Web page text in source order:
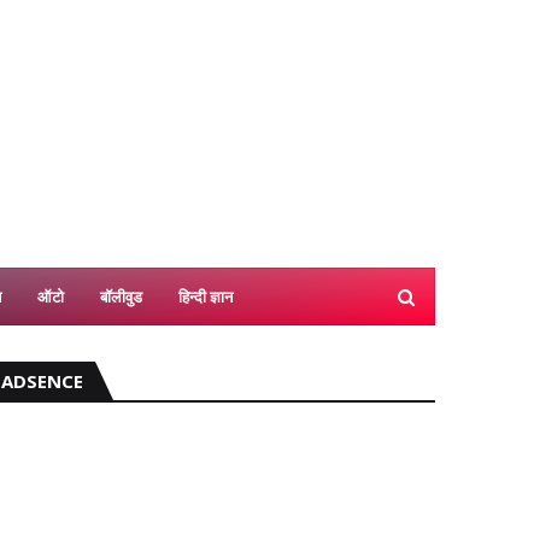
ऑटो बॉलीवुड हिन्दी ज्ञान
ADSENCE